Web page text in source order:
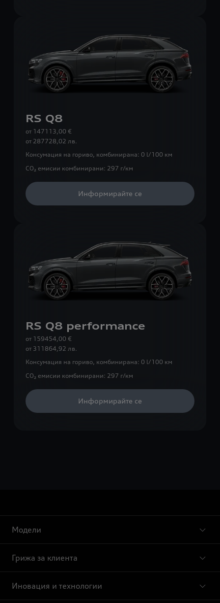
RS Q8
от 147113,00 €
от 287728,02 лв.
Консумация на гориво, комбинирана: 0 l/100 км
CO₂ емисии комбинирани: 297 г/км
Информирайте се
RS Q8 performance
от 159454,00 €
от 311864,92 лв.
Консумация на гориво, комбинирана: 0 l/100 км
CO₂ емисии комбинирани: 297 г/км
Информирайте се
Модели
Грижа за клиента
Иновация и технологии